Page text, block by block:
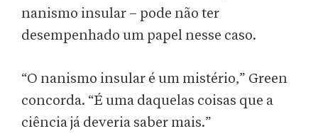
nanismo insular – pode não ter
desempenhado um papel nesse caso.
“O nanismo insular é um mistério,” Green
concorda. “É uma daquelas coisas que a
ciência já deveria saber mais.”